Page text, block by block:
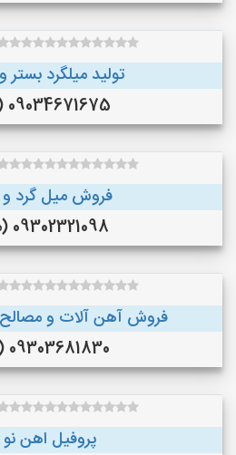
تولید میلگرد
09034671675 (قشم )
فروش میل گرد
09302321098 (میناب)
فروش آهن آلات و مصالح
09303681830 (کیش)
پروفیل اهن